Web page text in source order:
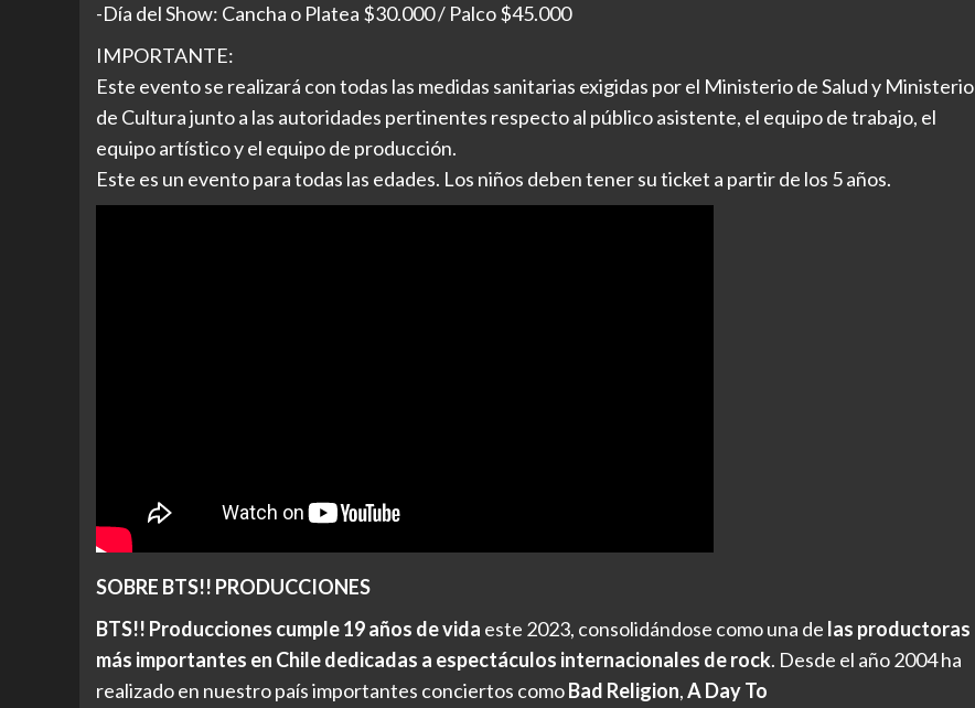
-Día del Show: Cancha o Platea $30.000 / Palco $45.000
IMPORTANTE:
Este evento se realizará con todas las medidas sanitarias exigidas por el Ministerio de Salud y Ministerio
de Cultura junto a las autoridades pertinentes respecto al público asistente, el equipo de trabajo, el
equipo artístico y el equipo de producción.
Este es un evento para todas las edades. Los niños deben tener su ticket a partir de los 5 años.
SOBRE BTS!! PRODUCCIONES
BTS!! Producciones cumple 19 años de vida este 2023, consolidándose como una de las productoras
más importantes en Chile dedicadas a espectáculos internacionales de rock. Desde el año 2004 ha
realizado en nuestro país importantes conciertos comoBad Religion,A Day To